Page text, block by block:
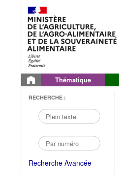
Thématique
RECHERCHE :
Recherche Avancée